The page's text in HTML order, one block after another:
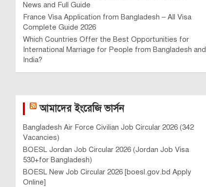
News and Full Guide
France Visa Application from Bangladesh – All Visa
Complete Guide 2026
Which Countries Offer the Best Opportunities for
International Marriage for People from Bangladesh and
India?
আমাদের ইংরেজি ভার্সন
Bangladesh Air Force Civilian Job Circular 2026 (342
Vacancies)
BOESL Jordan Job Circular 2026 (Jordan Job Visa
530+for Bangladesh)
BOESL New Job Circular 2026 [boesl.gov.bd Apply
Online]